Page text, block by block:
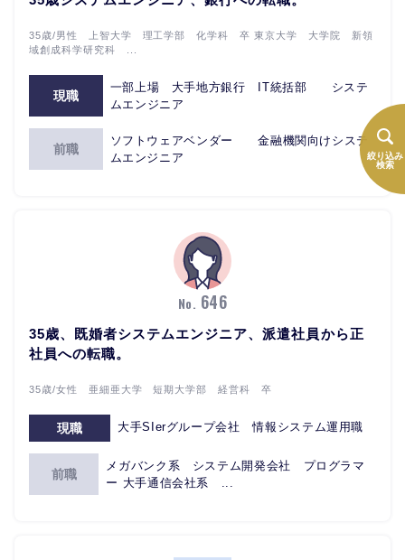
絞り込み
検索
35歳/男性 上智大学 理工学部 化学科 卒 東京大学 大学院 新領
域創成科学研究科 ...
現職
一部上場 大手地方銀行 IT統括部 システ
ムエンジニア
前職
ソフトウェアベンダー 金融機関向けシステ
ムエンジニア
No. 646
35歳、既婚者システムエンジニア、派遣社員から正
社員への転職。
35歳/女性 亜細亜大学 短期大学部 経営科 卒
現職 大手SIerグループ会社 情報システム運用職
前職
メガバンク系 システム開発会社 プログラマ
ー 大手通信会社系 ...